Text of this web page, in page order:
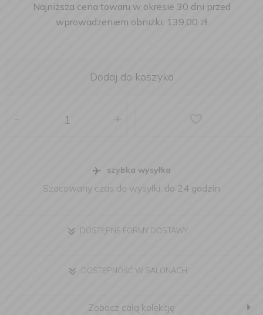
Najniższa cena towaru w okresie 30 dni przed
wprowadzeniem obniżki: 139,00 zł
Dodaj do koszyka
+
szybka wysyłka
Szacowany czas do wysyłki: do 24 godzin
DOSTĘPNE FORMY DOSTAWY
DOSTĘPNOŚĆ W SALONACH
Zobacz całą kolekcję